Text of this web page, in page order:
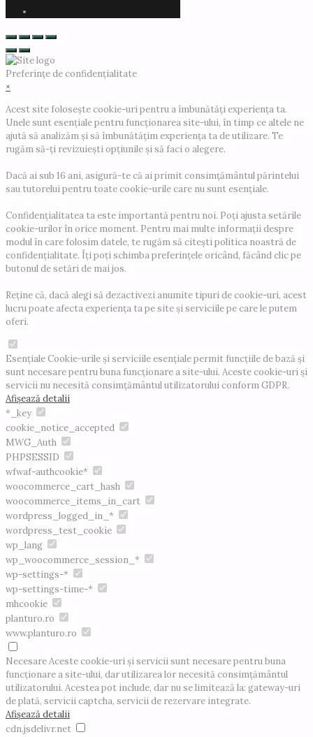
Preferințe de confidențialitate
×
Acest site folosește cookie-uri pentru a îmbunătăți experiența ta.
Unele sunt esențiale pentru funcționarea site-ului, în timp ce altele ne
ajută să analizăm și să îmbunătățim experiența ta de utilizare. Te
rugăm să-ți revizuiești opțiunile și să faci o alegere.
Dacă ai sub 16 ani, asigură-te că ai primit consimțământul părintelui
sau tutorelui pentru toate cookie-urile care nu sunt esențiale.
Confidențialitatea ta este importantă pentru noi. Poți ajusta setările
cookie-urilor în orice moment. Pentru mai multe informații despre
modul în care folosim datele, te rugăm să citești politica noastră de
confidențialitate. Îți poți schimba preferințele oricând, făcând clic pe
butonul de setări de mai jos.
Reține că, dacă alegi să dezactivezi anumite tipuri de cookie-uri, acest
lucru poate afecta experiența ta pe site și serviciile pe care le putem
oferi.
EsențialeCookie-urile și serviciile esențiale permit funcțiile de bază și
sunt necesare pentru buna funcționare a site-ului. Aceste cookie-uri și
servicii nu necesită consimțământul utilizatorului conform GDPR.
Afișează detalii
*_key
cookie_notice_accepted
MWG_Auth
PHPSESSID
wfwaf-authcookie*
woocommerce_cart_hash
woocommerce_items_in_cart
wordpress_logged_in_*
wordpress_test_cookie
wp_lang
wp_woocommerce_session_*
wp-settings-*
wp-settings-time-*
mhcookie
planturo.ro
www.planturo.ro
NecesareAceste cookie-uri și servicii sunt necesare pentru buna
funcționare a site-ului, dar utilizarea lor necesită consimțământul
utilizatorului. Acestea pot include, dar nu se limitează la: gateway-uri
de plată, servicii captcha, servicii de rezervare integrate.
Afișează detalii
cdn.jsdelivr.net